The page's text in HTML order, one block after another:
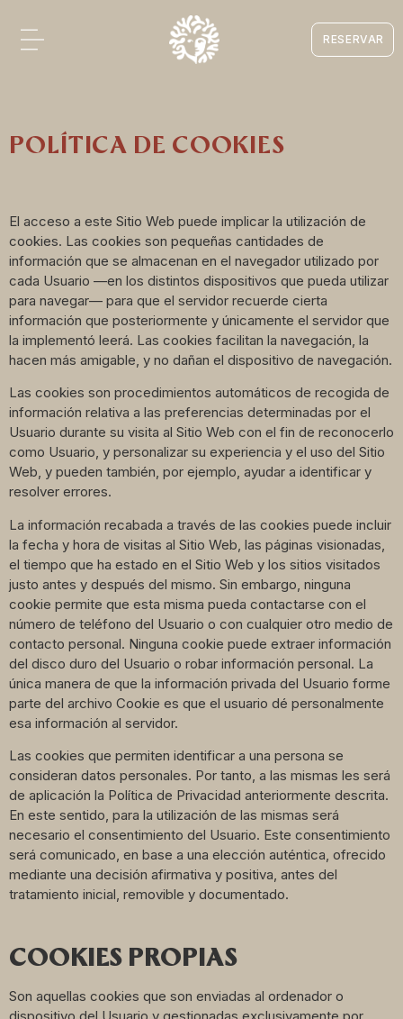
RESERVAR
POLÍTICA DE COOKIES
El acceso a este Sitio Web puede implicar la utilización de
cookies. Las cookies son pequeñas cantidades de
información que se almacenan en el navegador utilizado por
cada Usuario —en los distintos dispositivos que pueda utilizar
para navegar— para que el servidor recuerde cierta
información que posteriormente y únicamente el servidor que
la implementó leerá. Las cookies facilitan la navegación, la
hacen más amigable, y no dañan el dispositivo de navegación.
Las cookies son procedimientos automáticos de recogida de
información relativa a las preferencias determinadas por el
Usuario durante su visita al Sitio Web con el fin de reconocerlo
como Usuario, y personalizar su experiencia y el uso del Sitio
Web, y pueden también, por ejemplo, ayudar a identificar y
resolver errores.
La información recabada a través de las cookies puede incluir
la fecha y hora de visitas al Sitio Web, las páginas visionadas,
el tiempo que ha estado en el Sitio Web y los sitios visitados
justo antes y después del mismo. Sin embargo, ninguna
cookie permite que esta misma pueda contactarse con el
número de teléfono del Usuario o con cualquier otro medio de
contacto personal. Ninguna cookie puede extraer información
del disco duro del Usuario o robar información personal. La
única manera de que la información privada del Usuario forme
parte del archivo Cookie es que el usuario dé personalmente
esa información al servidor.
Las cookies que permiten identificar a una persona se
consideran datos personales. Por tanto, a las mismas les será
de aplicación la Política de Privacidad anteriormente descrita.
En este sentido, para la utilización de las mismas será
necesario el consentimiento del Usuario. Este consentimiento
será comunicado, en base a una elección auténtica, ofrecido
mediante una decisión afirmativa y positiva, antes del
tratamiento inicial, removible y documentado.
COOKIES PROPIAS
Son aquellas cookies que son enviadas al ordenador o
dispositivo del Usuario y gestionadas exclusivamente por